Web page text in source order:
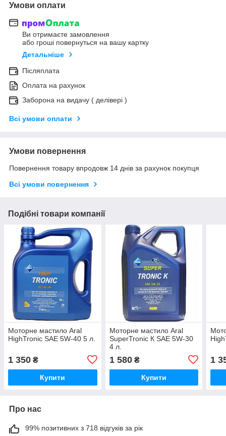
Умови оплати
Ви отримаєте замовлення
або гроші повернуться на вашу картку
Детальніше
Післяплата
Оплата на рахунок
Заборона на видачу ( делівері )
Всі умови оплати
Умови повернення
Повернення товару впродовж 14 днів за рахунок покупця
Всі умови повернення
Подібні товари компанії
Моторне мастило Aral
HighTronic SAE 5W-40 5 л.
1 350 ₴
Купити
Моторне мастило Aral
SuperTronic К SAE 5W-30
4 л.
1 580₴
Купити
1
Про нас
99% позитивних з 718 відгуків за рік